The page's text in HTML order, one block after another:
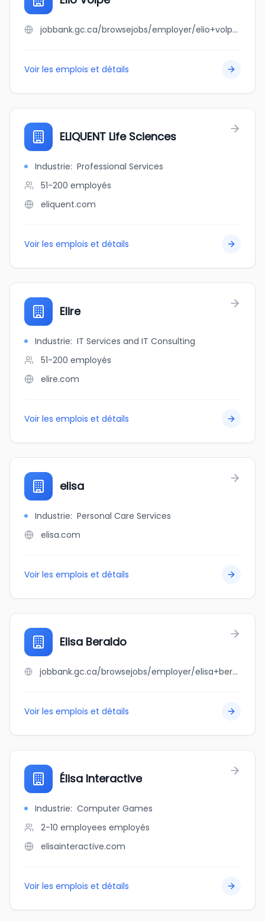
jobbank.gc.ca/browsejobs/employer/elio+volpe/ca
Voir les emplois et détails
ELIQUENT Life Sciences
Industrie: Professional Services
51-200 employés
eliquent.com
Voir les emplois et détails
Elire
Industrie: IT Services and IT Consulting
51-200 employés
elire.com
Voir les emplois et détails
elisa
Industrie: Personal Care Services
elisa.com
Voir les emplois et détails
Elisa Beraldo
jobbank.gc.ca/browsejobs/employer/elisa+beraldo/ca
Voir les emplois et détails
Élisa Interactive
Industrie: Computer Games
2-10 employees employés
elisainteractive.com
Voir les emplois et détails